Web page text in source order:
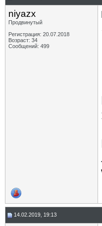
niyazx
Продвинутый
Регистрация: 20.07.2018
Возраст: 34
Сообщений: 499
14.02.2019, 19:13